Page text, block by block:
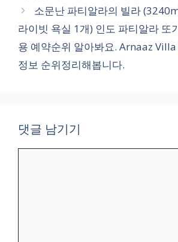
소문난 파티알라의 빌라
라이빗 욕실 1개) 인도 파티알라 또
용 예약순위 알아봐요. Arnaaz
정보 순위정리해봅니다.
댓글 남기기